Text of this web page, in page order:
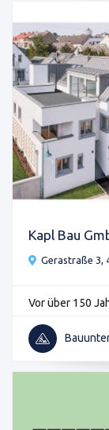
Kapl Bau
Gerastraße 3,
Vor über 150